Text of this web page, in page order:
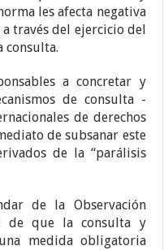
les afecta negativa
través del ejercicio del
consulta.
a concretar y
de consulta -
de derechos
de subsanar este
de la “parálisis
de la Observación
de que la consulta y
medida obligatoria